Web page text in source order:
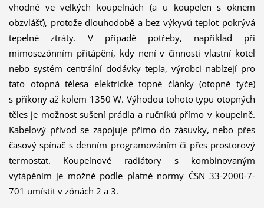
vhodné ve velkých koupelnách (a u koupelen s oknem
obzvlášť), protože dlouhodobě a bez výkyvů teplot pokrývá
tepelné ztráty. V případě potřeby, například při
mimosezónním přitápění, kdy není v činnosti vlastní kotel
nebo systém centrální dodávky tepla, výrobci nabízejí pro
tato otopná tělesa elektrické topné články (otopné tyče)
s příkony až kolem 1350 W. Výhodou tohoto typu otopných
těles je možnost sušení prádla a ručníků přímo v koupelně.
Kabelový přívod se zapojuje přímo do zásuvky, nebo přes
časový spínač s denním programováním či přes prostorový
termostat. Koupelnové radiátory s kombinovaným
vytápěním je možné podle platné normy ČSN 33-2000-7-
701 umístit v zónách 2 a 3.